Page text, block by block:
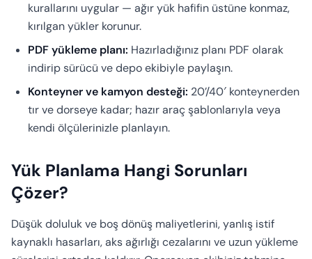
kurallarını uygular — ağır yük hafifin üstüne konmaz,
kırılgan yükler korunur.
PDF yükleme planı: Hazırladığınız planı PDF olarak
indirip sürücü ve depo ekibiyle paylaşın.
Konteyner ve kamyon desteği: 20’/40′ konteynerden
tır ve dorseye kadar; hazır araç şablonlarıyla veya
kendi ölçülerinizle planlayın.
Yük Planlama Hangi Sorunları
Çözer?
Düşük doluluk ve boş dönüş maliyetlerini, yanlış istif
kaynaklı hasarları, aks ağırlığı cezalarını ve uzun yükleme